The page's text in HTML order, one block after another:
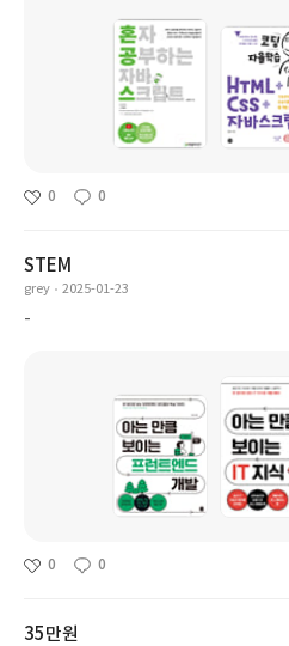
0 0
STEM
grey 2025-01-23
-
0 0
35만원